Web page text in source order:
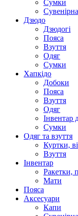
Сумки
Дзюдо
Дзюдогі
Пояса
Взуття
Одяг
Сумки
Хапкідо
Добоки
Пояса
Взуття
Одяг
Інвентар
Сумки
Одяг та взуття
Куртки,
Взуття
Інвентар
Ракетки,
Мати
Пояса
Аксесуари
Капи